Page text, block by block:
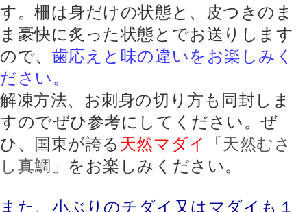
す。柵は身だけの状態と、皮つきのま
ま豪快に炙った状態とでお送りします
ので、 歯応えと味の違いをお楽しみく
ださい。
解凍方法、お刺身の切り方も同封しま
すのでぜひ参考にしてください。ぜ
ひ、国東が誇る 天然マダイ 「 天然むさ
し真鯛」 をお楽しみください。
また、小ぶりのチダイ又はマダイも１